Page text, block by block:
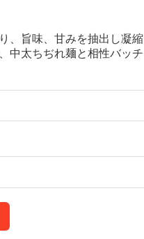
、旨味、甘みを抽出し凝縮
中太ちぢれ麺と相性バッチ